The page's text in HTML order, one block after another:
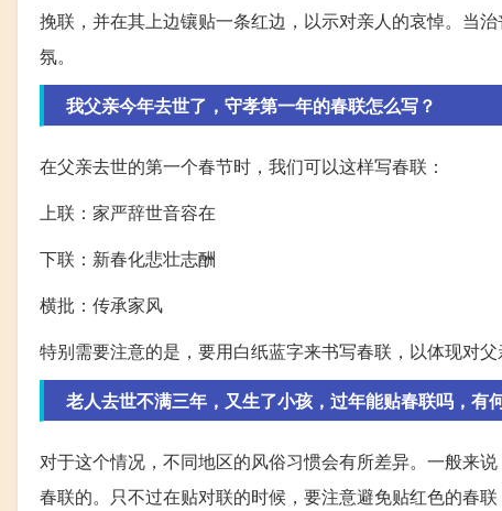
挽联，并在其上边镶贴一条红边，以示对亲人的哀悼。当
氛。
我父亲今年去世了，守孝第一年的春联怎么写？
在父亲去世的第一个春节时，我们可以这样写春联：
上联：家严辞世音容在
下联：新春化悲壮志酬
横批：传承家风
特别需要注意的是，要用白纸蓝字来书写春联，以体现对父
老人去世不满三年，又生了小孩，过年能贴春联吗，有
对于这个情况，不同地区的风俗习惯会有所差异。一般来
春联的。只不过在贴对联的时候，要注意避免贴红色的春